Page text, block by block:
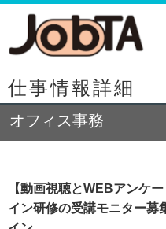
仕事情報詳細
オフィス事務
【動画視聴とWEBアンケ
イン研修の受講モニター募